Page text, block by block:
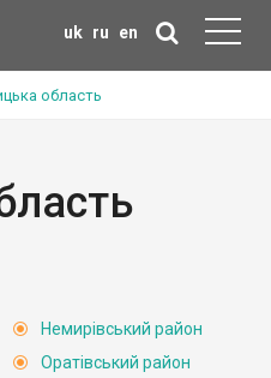
uk ru en
область
Немирівський район
Оратівський район